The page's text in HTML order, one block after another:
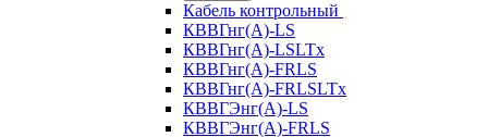
Кабель контрольный
КВВГнг(А)-LS
КВВГнг(А)-LSLTx
КВВГнг(А)-FRLS
КВВГнг(А)-FRLSLTx
КВВГЭнг(А)-LS
КВВГЭнг(А)-FRLS